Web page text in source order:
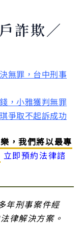
詐欺／
無罪，台中刑事
，小雅獲判無罪
爭取不起訴成功
，我們將以最專
立即預約法律諮
年刑事案件經
律解決方案。